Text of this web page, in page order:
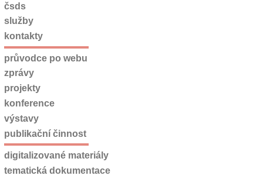
čsds
služby
kontakty
průvodce po webu
zprávy
projekty
konference
výstavy
publikační činnost
digitalizované materiály
tematická dokumentace